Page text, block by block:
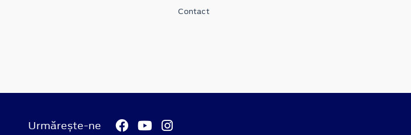
Contact
Urmărește-ne